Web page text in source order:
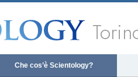
Che cos’è Scientology?